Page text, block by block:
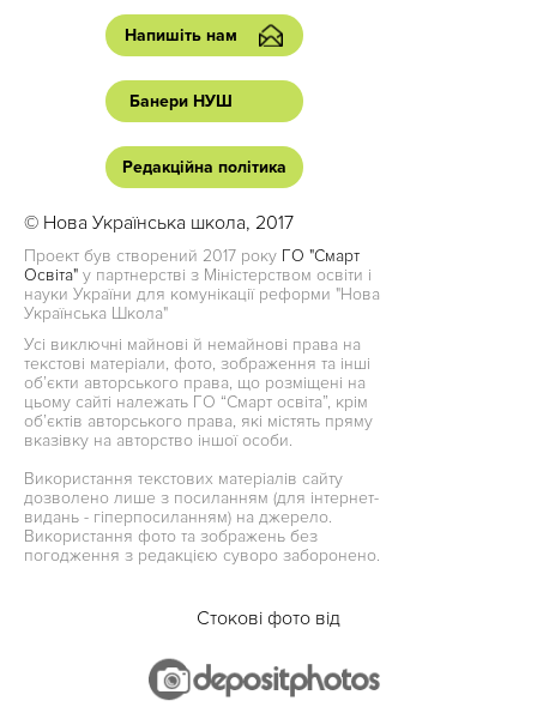
Напишіть нам
Банери НУШ
Редакційна політика
© Нова Українська школа, 2017
Проект був створений 2017 року ГО "Смарт
Освіта" у партнерстві з Міністерством освіти і
науки України для комунікації реформи "Нова
Українська Школа"
Усі виключні майнові й немайнові права на
текстові матеріали, фото, зображення та інші
об’єкти авторського права, що розміщені на
цьому сайті належать ГО “Смарт освіта”, крім
об’єктів авторського права, які містять пряму
вказівку на авторство іншої особи.
Використання текстових матеріалів сайту
дозволено лише з посиланням (для інтернет-
видань - гіперпосиланням) на джерело.
Використання фото та зображень без
погодження з редакцією суворо заборонено.
Стокові фото від